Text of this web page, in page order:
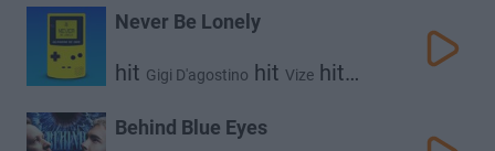
Never Be Lonely
hit Gigi D'agostino hit Vize hit
Behind Blue Eyes